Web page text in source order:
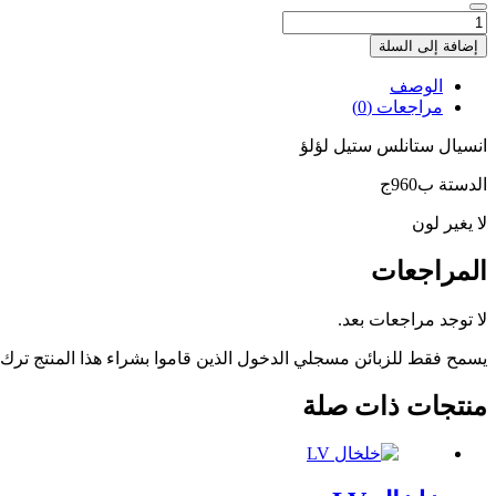
كمية
انسيال
ستانلس
لؤلؤ
إضافة إلى السلة
الوصف
مراجعات (0)
انسيال ستانلس ستيل لؤلؤ
الدستة ب960ج
لا يغير لون
المراجعات
لا توجد مراجعات بعد.
يسمح فقط للزبائن مسجلي الدخول الذين قاموا بشراء هذا المنتج
منتجات ذات صلة